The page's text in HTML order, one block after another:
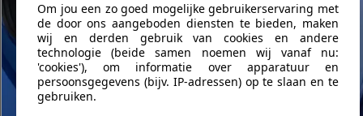
Om jou een zo goed mogelijke gebruikerservaring met
de door ons aangeboden diensten te bieden, maken
wij en derden gebruik van cookies en andere
technologie (beide samen noemen wij vanaf nu:
'cookies'), om informatie over apparatuur en
persoonsgegevens (bijv. IP-adressen) op te slaan en te
gebruiken.